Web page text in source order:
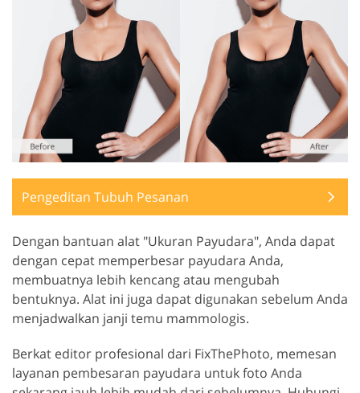
Pengeditan Tubuh Pesanan
Dengan bantuan alat "Ukuran Payudara", Anda dapat
dengan cepat memperbesar payudara Anda,
membuatnya lebih kencang atau mengubah
bentuknya. Alat ini juga dapat digunakan sebelum Anda
menjadwalkan janji temu mammologis.
Berkat editor profesional dari FixThePhoto, memesan
layanan pembesaran payudara untuk foto Anda